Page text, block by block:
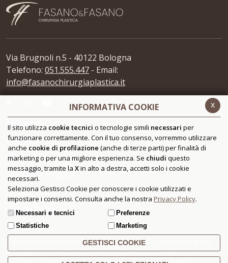
Via Brugnoli n.5 - 40122 Bologna
Telefono: 051.555.447 - Email:
info@fasanochirurgiaplastica.it
Mappa del Sito
Contatti
Glossario
Domande frequenti
Privacy Policy
Cookie Policy
È assolutamente vietata la riproduzione di testi, schemi, disegni ed
immagini senza l'autorizzazione scritta del Dott. Daniele Fasano
x
INFORMATIVA COOKIE
Il sito utilizza cookie tecnici o tecnologie simili necessari per
funzionare correttamente. Con il tuo consenso, vorremmo utilizzare
anche cookie di profilazione (anche di terze parti) per finalità di
marketing o per una migliore esperienza. Se chiudi questo
messaggio, tramite la Xin alto a destra, accetti solo i cookie
necessari.
Seleziona Gestisci Cookie per conoscere i cookie utilizzati e
impostare i consensi. Consulta anche la nostra Privacy Policy.
Necessari e tecnici
Preferenze
Statistiche
Marketing
GESTISCI COOKIE